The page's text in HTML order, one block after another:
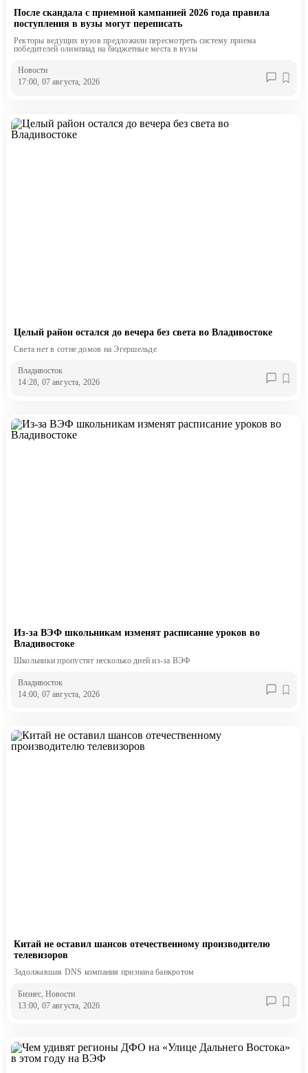
После скандала с приемной кампанией 2026 года правила
поступления в вузы могут переписать
Ректоры ведущих вузов предложили пересмотреть систему приема
победителей олимпиад на бюджетные места в вузы
Новости
17:00, 07 августа, 2026
Целый район остался до вечера без света во Владивостоке
Света нет в сотне домов на Эгершельде
Владивосток
14:28, 07 августа, 2026
Из-за ВЭФ школьникам изменят расписание уроков во
Владивостоке
Школьники пропустят несколько дней из-за ВЭФ
Владивосток
14:00, 07 августа, 2026
Китай не оставил шансов отечественному производителю
телевизоров
Задолжавшая DNS компания признана банкротом
Бизнес , Новости
13:00, 07 августа, 2026